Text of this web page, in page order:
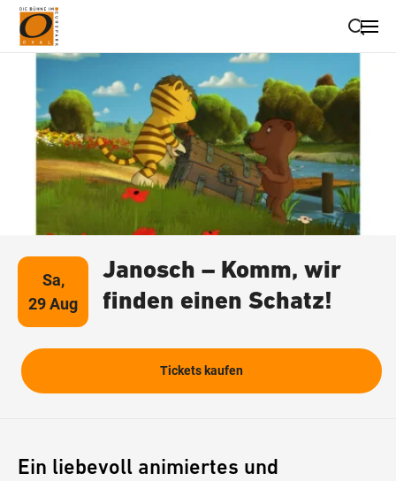
Suche schließen
Wegbeschreibung erhalten
Sa,
29 Aug
Janosch – Komm, wir
finden einen Schatz!
Tickets kaufen
Ein liebevoll animiertes und